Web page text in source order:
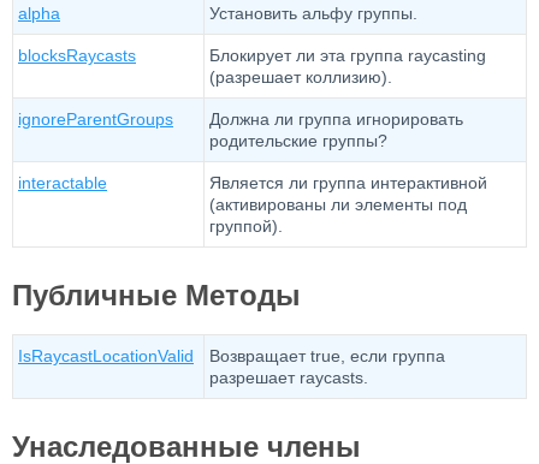
alpha Установить альфу группы.
blocksRaycasts
Блокирует ли эта группа raycasting
(разрешает коллизию).
ignoreParentGroups
Должна ли группа игнорировать
родительские группы?
interactable
Является ли группа интерактивной
(активированы ли элементы под
группой).
Публичные Методы
IsRaycastLocationValid
Возвращает true, если группа
разрешает raycasts.
Унаследованные члены